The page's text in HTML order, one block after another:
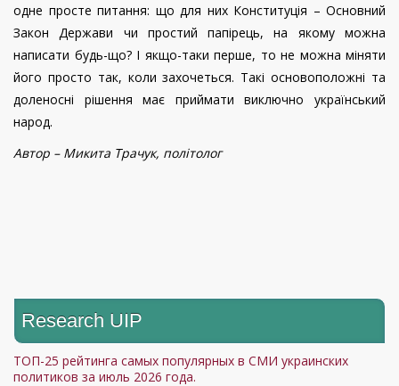
одне просте питання: що для них Конституція – Основний
Закон Держави чи простий папірець, на якому можна
написати будь-що? І якщо-таки перше, то не можна міняти
його просто так, коли захочеться. Такі основоположні та
доленосні рішення має приймати виключно український
народ.
Автор – Микита Трачук, політолог
Research UIP
ТОП-25 рейтинга самых популярных в СМИ украинских
политиков за июль 2026 года.